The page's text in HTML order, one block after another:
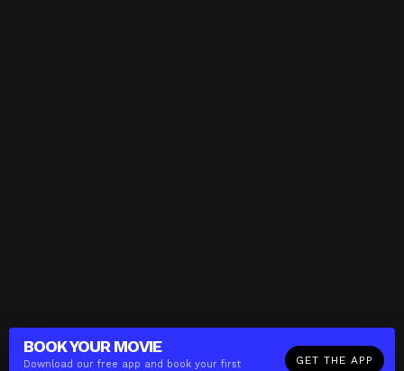
BOOK YOUR MOVIE
Download our free app and book your first
GET THE APP